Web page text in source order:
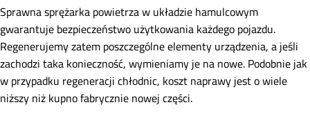
Sprawna sprężarka powietrza w układzie hamulcowym
gwarantuje bezpieczeństwo użytkowania każdego pojazdu.
Regenerujemy zatem poszczególne elementy urządzenia, a jeśli
zachodzi taka konieczność, wymieniamy je na nowe. Podobnie jak
w przypadku regeneracji chłodnic, koszt naprawy jest o wiele
niższy niż kupno fabrycznie nowej części.